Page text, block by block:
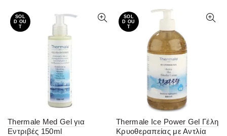
SOL
D OU
T
Thermale Med Gel για
Εντριβές 150ml
SOL
D OU
T
Thermale Ice Power Gel Γέλη
Κρυοθεραπείας με Αντλία